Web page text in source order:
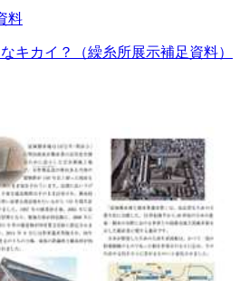
料
キカイ？（繰糸所展示補足資料）